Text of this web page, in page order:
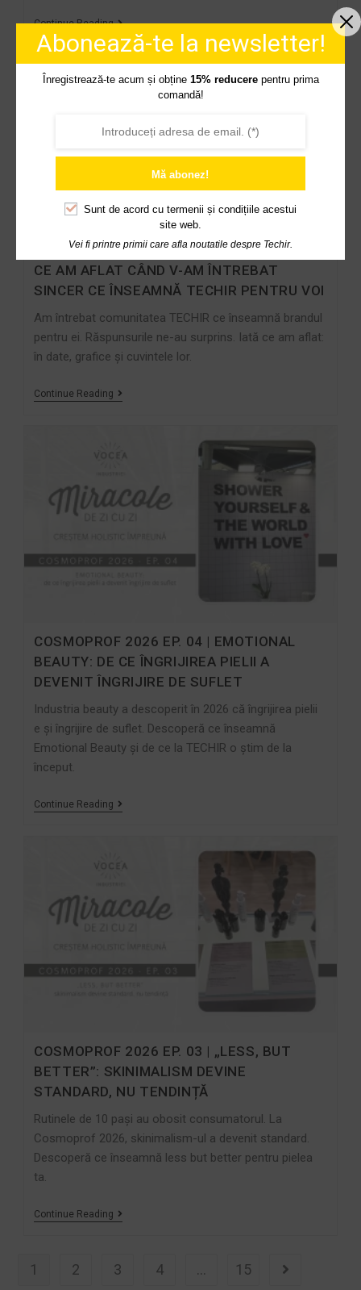
Continue Reading
CE AM AFLAT CÂND V-AM ÎNTREBAT
SINCER CE ÎNSEAMNĂ TECHIR PENTRU VOI
Am întrebat comunitatea TECHIR ce înseamnă brandul
pentru ei. Răspunsurile ne-au surprins. Iată ce am aflat:
în date, grafice și cuvintele lor.
Continue Reading
COSMOPROF 2026 EP. 04 | EMOTIONAL
BEAUTY: DE CE ÎNGRIJIREA PIELII A
DEVENIT ÎNGRIJIRE DE SUFLET
Industria beauty a descoperit în 2026 că îngrijirea pielii
e și îngrijire de suflet. Descoperă ce înseamnă
Emotional Beauty și de ce la TECHIR o știm de la
început.
Continue Reading
COSMOPROF 2026 EP. 03 | „LESS, BUT
BETTER”: SKINIMALISM DEVINE
STANDARD, NU TENDINȚĂ
Rutinele de 10 pași au obosit consumatorul. La
Cosmoprof 2026, skinimalism-ul a devenit standard.
Descoperă ce înseamnă less but better pentru pielea
ta.
Continue Reading
1 2 3 4 … 15
Abonează-te la newsletter!
Înregistrează-te acum și obține 15% reducerepentru prima
comandă!
Mă abonez!
Sunt de acord cu termenii și condițiile acestui
site web.
Vei fi printre primii care afla noutatile despre Techir.